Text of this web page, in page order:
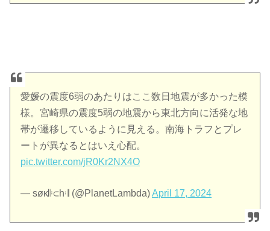
愛媛の震度6弱のあたりはここ数日地震が多かった模
様。宮崎県の震度5弱の地震から東北方向に活発な地
帯が遷移しているように見える。南海トラフとプレ
ートが異なるとはいえ心配。
pic.twitter.com/jR0Kr2NX4O
— søκ𝄆⊂h𝄇 (@PlanetLambda)April 17, 2024